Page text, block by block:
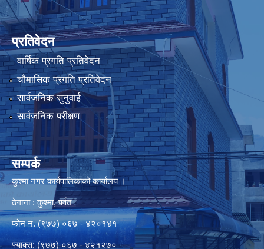
प्रतिवेदन
वार्षिक प्रगति प्रतिवेदन
चौमासिक प्रगति प्रतिवेदन
सार्वजनिक सुनुवाई
सार्वजनिक परीक्षण
सम्पर्क
कुश्मा नगर कार्यपालिकाको कार्यालय ।
ठेगाना : कुश्मा, पर्वत
फोन नं. (९७७) ०६७ - ४२०१४१
फ्याक्स: (९७७) ०६७ - ४२१२७०